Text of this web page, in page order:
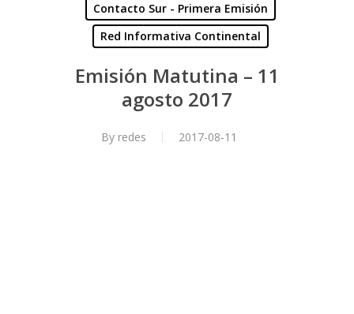
Contacto Sur - Primera Emisión
Red Informativa Continental
Emisión Matutina – 11
agosto 2017
By redes 2017-08-11